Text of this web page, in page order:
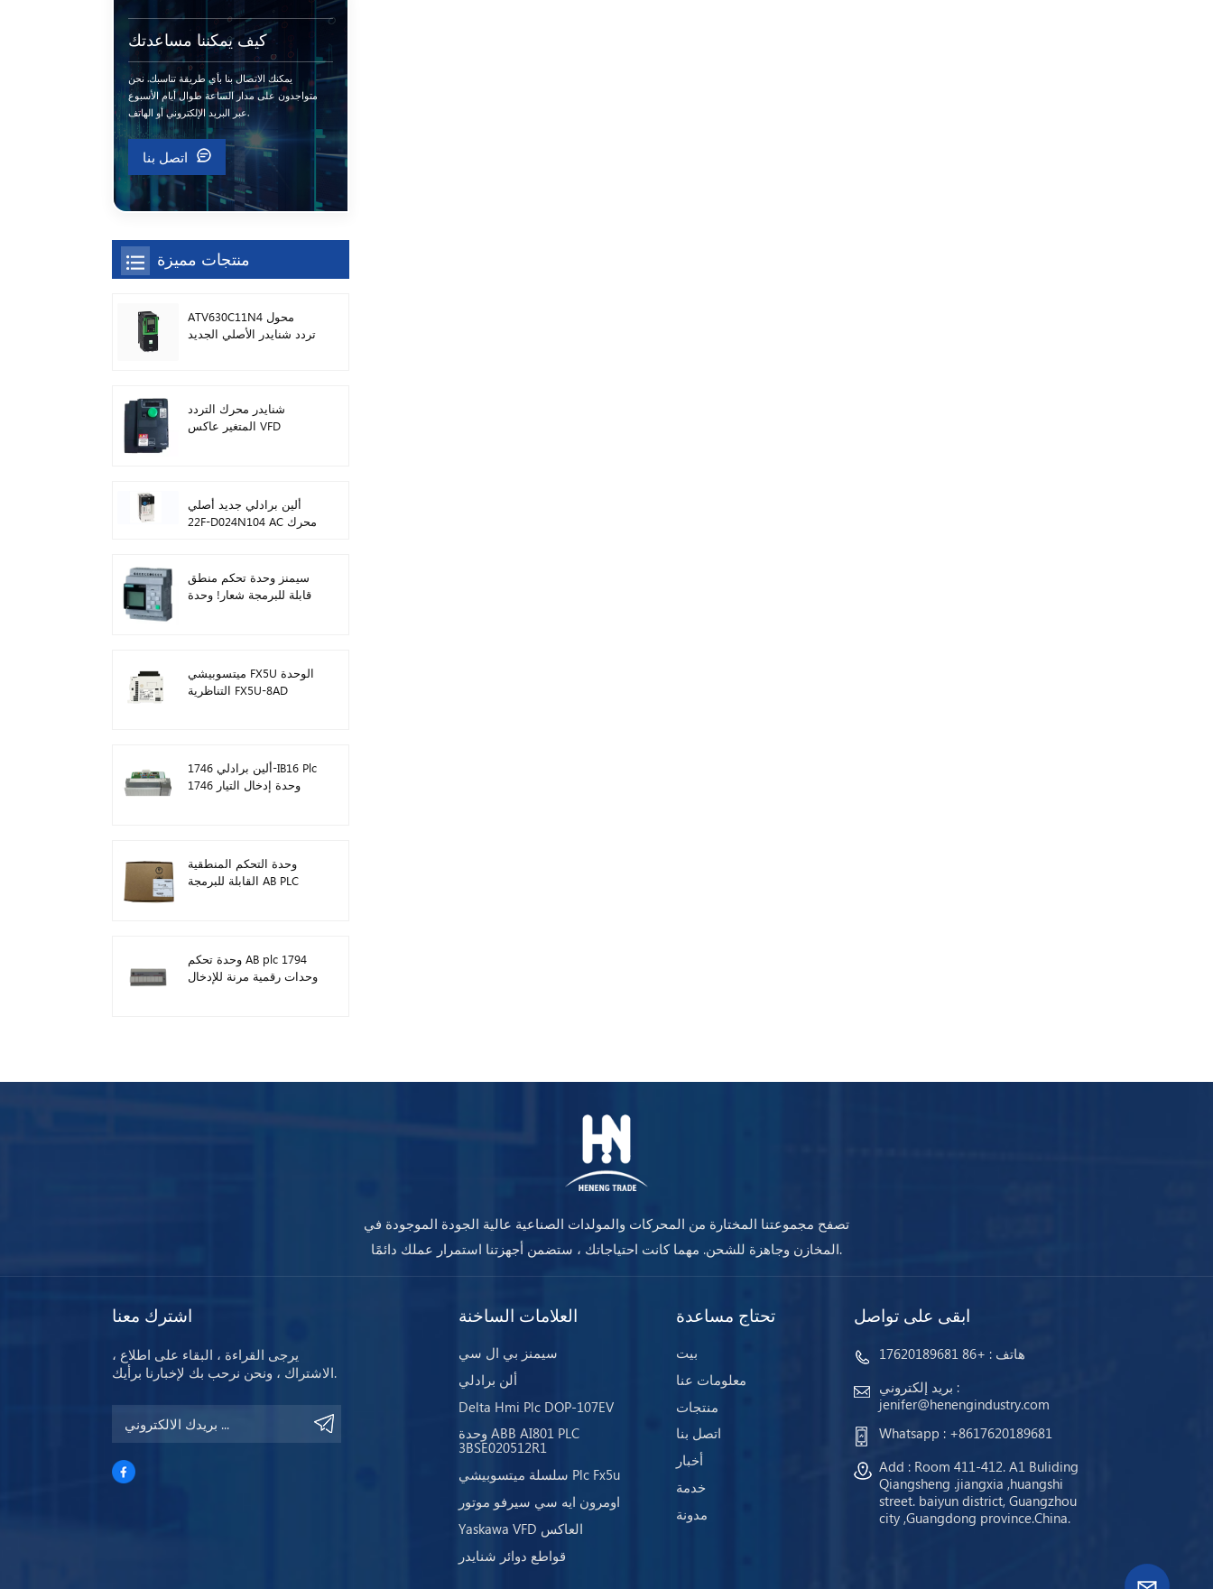
كيف يمكننا مساعدتك
يمكنك الاتصال بنا بأي طريقة تناسبك. نحن
متواجدون على مدار الساعة طوال أيام الأسبوع
عبر البريد الإلكتروني أو الهاتف.
اتصل بنا
منتجات مميزة
ATV630C11N4 محول
تردد شنايدر الأصلي الجديد
شنايدر محرك التردد
المتغير عاكس VFD
ألين برادلي جديد أصلي
22F-D024N104 AC محرك
سيمنز وحدة تحكم منطق
قابلة للبرمجة شعار! وحدة
ميتسوبيشي FX5U الوحدة
التناظرية FX5U-8AD
ألين برادلي 1746-IB16 Plc
1746 وحدة إدخال التيار
وحدة التحكم المنطقية
القابلة للبرمجة AB PLC
وحدة تحكم AB plc 1794
وحدات رقمية مرنة للإدخال
تصفح مجموعتنا المختارة من المحركات والمولدات الصناعية عالية الجودة الموجودة في
المخازن وجاهزة للشحن. مهما كانت احتياجاتك ، ستضمن أجهزتنا استمرار عملك دائمًا.
اشترك معنا
يرجى القراءة ، البقاء على اطلاع ،
الاشتراك ، ونحن نرحب بك لإخبارنا برأيك.
العلامات الساخنة
سيمنز بي ال سي
ألن برادلي
Delta Hmi Plc DOP-107EV
وحدة ABB AI801 PLC
3BSE020512R1
سلسلة ميتسوبيشي Plc Fx5u
اومرون ايه سي سيرفو موتور
Yaskawa VFD العاكس
قواطع دوائر شنايدر
تحتاج مساعدة
بيت
معلومات عنا
منتجات
اتصل بنا
أخبار
خدمة
مدونة
ابقى على تواصل
هاتف : +86 17620189681
بريد إلكتروني :
jenifer@henengindustry.com
Whatsapp : +8617620189681
Add : Room 411-412. A1 Buliding
Qiangsheng .jiangxia ,huangshi
street. baiyun district, Guangzhou
city ,Guangdong province.China.